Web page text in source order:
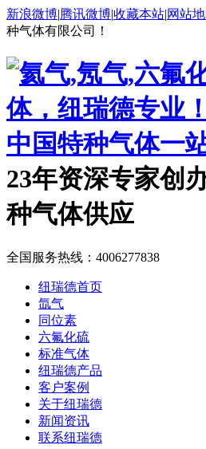
新浪微博|腾讯微博|收藏本站|网站
种气体有限公司！
中国特种气体一
23年资深专家创
种气体供应
全国服务热线： 4006277838
纽瑞德首页
氙气
同位素
六氟化硫
标准气体
纽瑞德产品
客户案例
关于纽瑞德
新闻资讯
联系纽瑞德